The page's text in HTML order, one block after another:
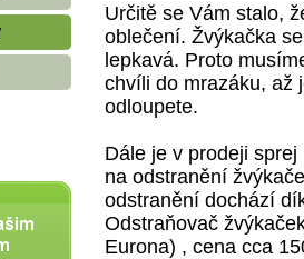
Určitě se Vám stalo,
oblečení. Žvýkačka
lepkavá. Proto
chvíli do mrazáku, až
odloupete.
Dále je v prodeji
na odstranění
odstranění dochází
Odstraňovač
Eurona) , cena cca